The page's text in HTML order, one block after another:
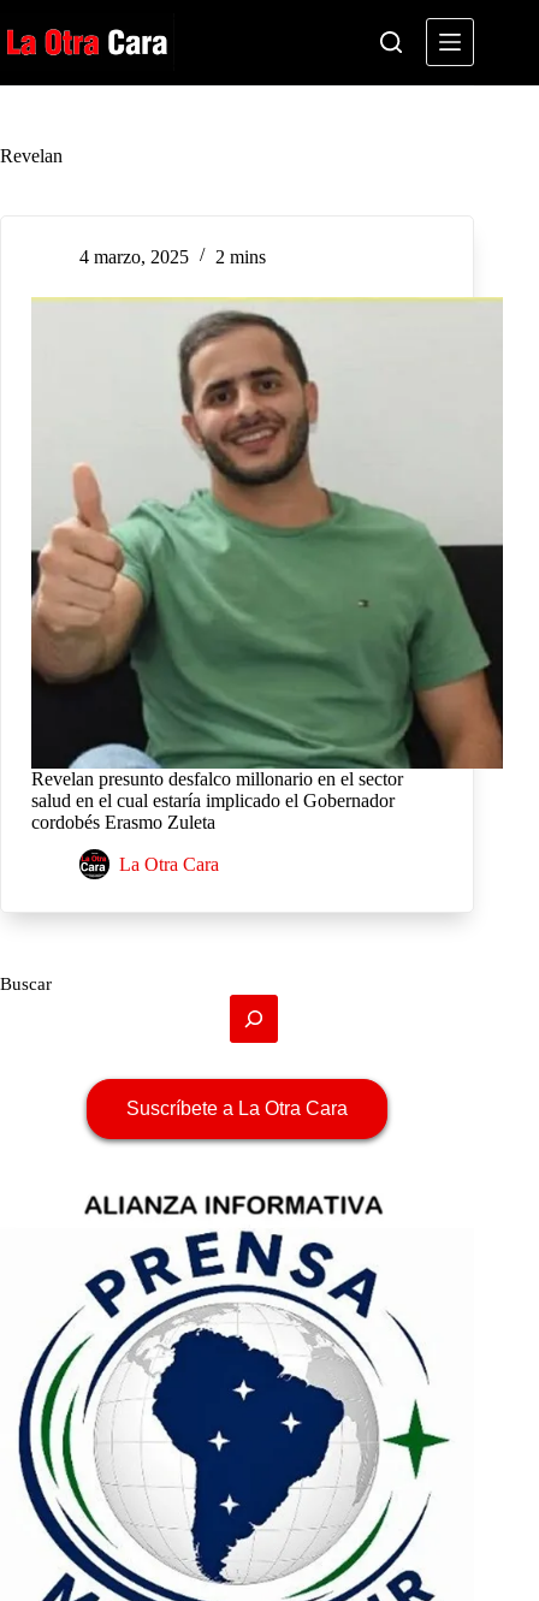
al
contenido
Revelan
4 marzo, 2025 2 mins
Revelan presunto desfalco millonario en el sector
salud en el cual estaría implicado el Gobernador
cordobés Erasmo Zuleta
La Otra Cara
Buscar
Suscríbete a La Otra Cara